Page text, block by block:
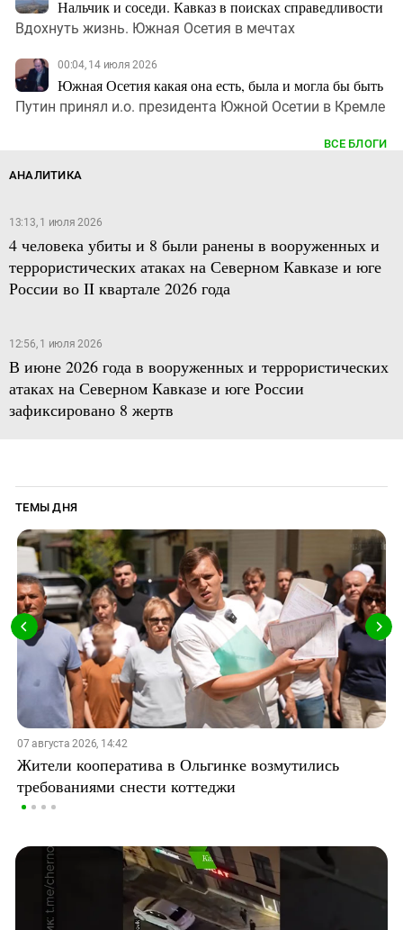
Нальчик и соседи. Кавказ в поисках справедливости
Вдохнуть жизнь. Южная Осетия в мечтах
00:04, 14 июля 2026
Южная Осетия какая она есть, была и могла бы быть
Путин принял и.о. президента Южной Осетии в Кремле
ВСЕ БЛОГИ
АНАЛИТИКА
13:13, 1 июля 2026
4 человека убиты и 8 были ранены в вооруженных и
террористических атаках на Северном Кавказе и юге
России во II квартале 2026 года
12:56, 1 июля 2026
В июне 2026 года в вооруженных и террористических
атаках на Северном Кавказе и юге России
зафиксировано 8 жертв
ТЕМЫ ДНЯ
07 августа 2026, 14:42
Жители кооператива в Ольгинке возмутились
требованиями снести коттеджи